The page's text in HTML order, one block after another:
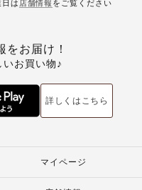
は 店舗情報 をご覧ください
をお届け！
お買い物♪
詳しくはこちら
マイページ